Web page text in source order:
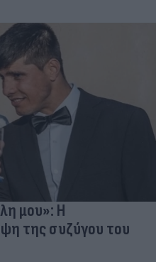
μου»: Η
της συζύγου του